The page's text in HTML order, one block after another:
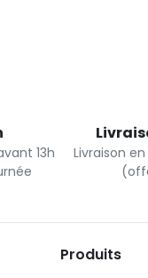
13h
Livraison
Produits